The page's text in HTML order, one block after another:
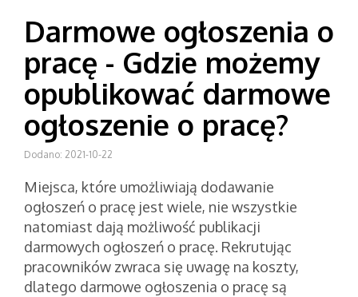
Darmowe ogłoszenia o
pracę - Gdzie możemy
opublikować darmowe
ogłoszenie o pracę?
Dodano: 2021-10-22
Miejsca, które umożliwiają dodawanie
ogłoszeń o pracę jest wiele, nie wszystkie
natomiast dają możliwość publikacji
darmowych ogłoszeń o pracę. Rekrutując
pracowników zwraca się uwagę na koszty,
dlatego darmowe ogłoszenia o pracę są